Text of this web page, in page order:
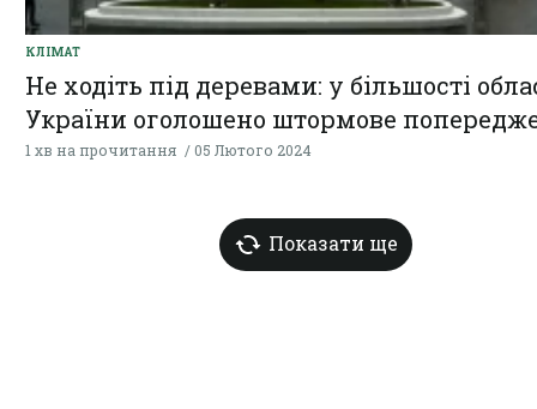
КЛІМАТ
Не ходіть під деревами: у більшості
України оголошено штормове
1 хв на прочитання 05 Лютого 2024
Показати ще